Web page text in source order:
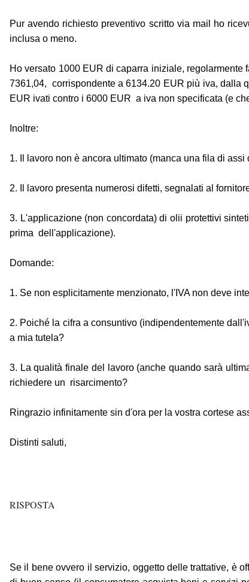
Pur avendo richiesto preventivo scritto via mail ho
inclusa o meno.
Ho versato 1000 EUR di caparra iniziale,
7361,04, corrispondente a 6134.20 EUR più iva, dalla
EUR ivati contro i 6000 EUR a iva non specificata (e
Inoltre:
1. Il lavoro non è ancora ultimato (manca una fila di assi
2. Il lavoro presenta numerosi difetti, segnalati al
3. L'applicazione (non concordata) di olii protettivi
prima dell'applicazione).
Domande:
1. Se non esplicitamente menzionato, l'IVA non deve
2. Poiché la cifra a consuntivo (indipendentemente
a mia tutela?
3. La qualità finale del lavoro (anche quando sarà
richiedere un risarcimento?
Ringrazio infinitamente sin d'ora per la vostra cortese
Distinti saluti,
RISPOSTA
Se il bene ovvero il servizio, oggetto delle trattative, è